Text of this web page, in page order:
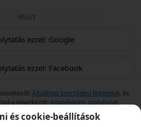
VAGY
ezzel: Google
ezzel: Facebook
Általános szerződési feltételek, és
a következőt: Adatvédelmi szabályzat.
és cookie-beállítások